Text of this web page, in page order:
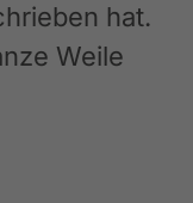
hat.
Weile